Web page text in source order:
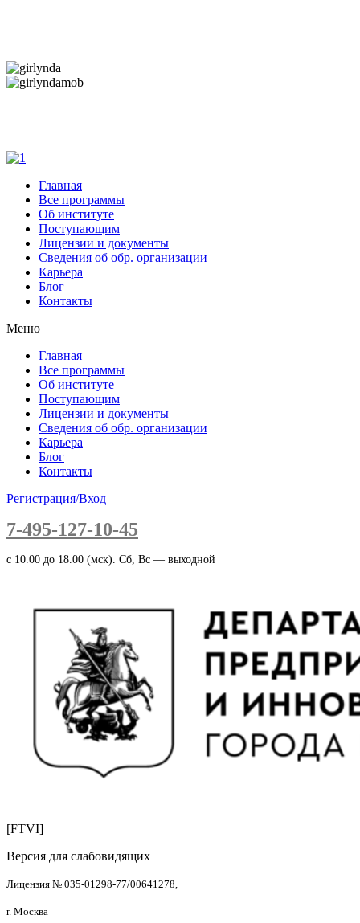
Главная
Все программы
Об институте
Поступающим
Лицензии и документы
Сведения об обр. организации
Карьера
Блог
Контакты
Меню
Главная
Все программы
Об институте
Поступающим
Лицензии и документы
Сведения об обр. организации
Карьера
Блог
Контакты
Регистрация/Вход
7-495-127-10-45
c 10.00 до 18.00 (мск). Сб, Вс — выходной
[FTVI]
Версия для слабовидящих
Лицензия № 035-01298-77/00641278,
г. Москва